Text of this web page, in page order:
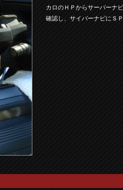
カロのＨＰからサーバーナ
確認し、サイバーナビにＳ